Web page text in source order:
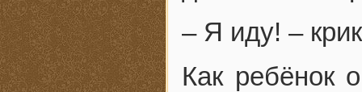
– Я иду! –
Как ребёнок